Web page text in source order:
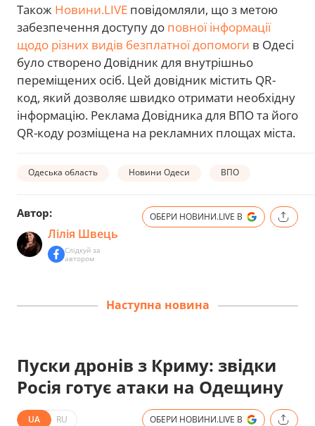
Також Новини.LIVE повідомляли, що з метою
забезпечення доступу до повної інформації
щодо різних видів безплатної допомоги в Одесі
було створено Довідник для внутрішньо
переміщених осіб. Цей довідник містить QR-
код, який дозволяє швидко отримати необхідну
інформацію. Реклама Довідника для ВПО та його
QR-коду розміщена на рекламних площах міста.
Одеська область Новини Одеси ВПО
Автор:
Лілія Швець
Слідкуй за
автором
ОБЕРИ НОВИНИ.LIVE В
Наступна новина
Пуски дронів з Криму: звідки
Росія готує атаки на Одещину
UA RU ОБЕРИ НОВИНИ.LIVE В